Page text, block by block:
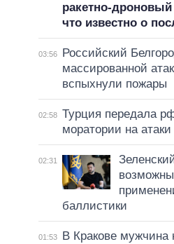
ракетно-
что известно о
03:56
Российский
массированной
вспыхнули пожары
02:58 Турция передала
моратории на
02:31
баллистики
01:53
В Кракове мужчина